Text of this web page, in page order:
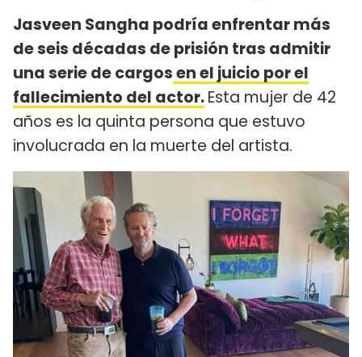
Jasveen Sangha podría enfrentar más
de seis décadas de prisión tras admitir
una serie de cargosen el juicio por el
fallecimiento del actor.Esta mujer de 42
años es la quinta persona que estuvo
involucrada en la muerte del artista.